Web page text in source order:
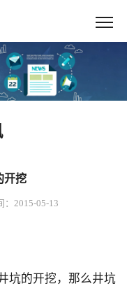
开挖
2015-05-13
的开挖，那么井坑